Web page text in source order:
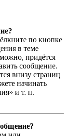
по кнопке
в теме
придётся
сообщение.
внизу страниц
начинать
и т. п.